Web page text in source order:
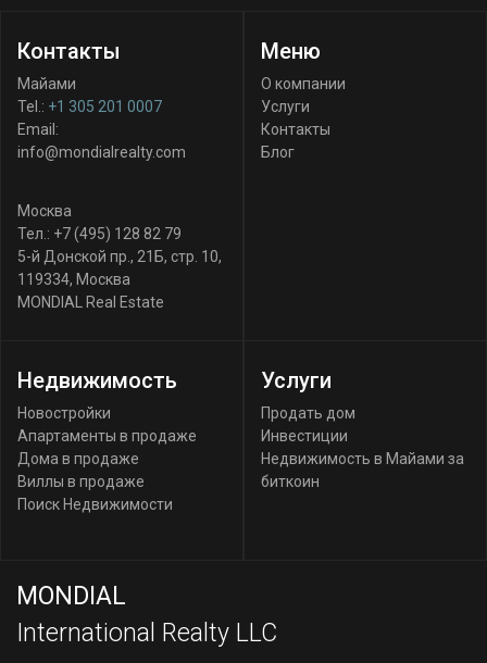
Контакты
Майами
Tel.: +1 305 201 0007
Email:
info@mondialrealty.com
Москва
Тел.: +7 (495) 128 82 79
5-й Донской пр., 21Б, стр. 10,
119334, Москва
MONDIAL Real Estate
Меню
О компании
Услуги
Контакты
Блог
Недвижимость
Новостройки
Апартаменты в продаже
Дома в продаже
Виллы в продаже
Поиск Недвижимости
Услуги
Продать дом
Инвестиции
Недвижимость в Майами за
биткоин
MONDIAL
International Realty LLC